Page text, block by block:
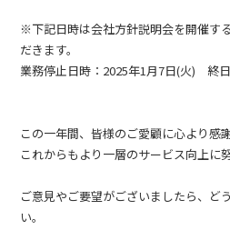
※下記日時は会社方針説明会を開催す
だきます。
業務停止日時：2025年1月7日(火) 終日
この一年間、皆様のご愛顧に心より感
これからもより一層のサービス向上に努
ご意見やご要望がございましたら、ど
い。